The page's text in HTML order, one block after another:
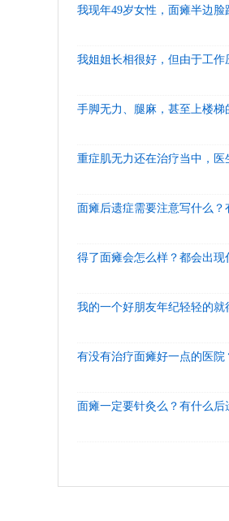
我现年49岁女性，面瘫半边
我姐姐长相很好，但由于工
手脚无力、腿麻，甚至上楼
重症肌无力还在治疗当中，
面瘫后遗症需要注意写什么？
得了面瘫会怎么样？都会出现
我的一个好朋友年纪轻轻的
有没有治疗面瘫好一点的医
面瘫一定要针灸么？有什么后